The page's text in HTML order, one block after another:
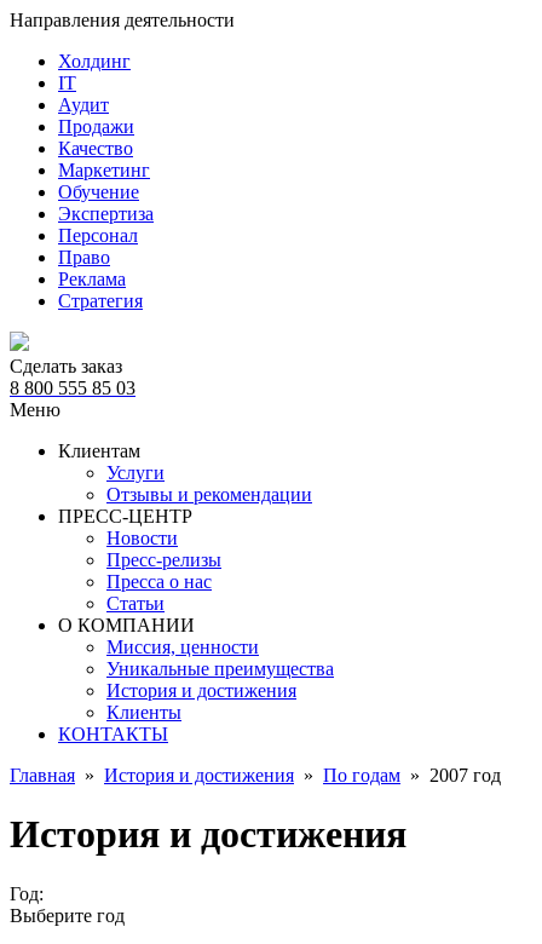
Направления деятельности
Холдинг
IT
Аудит
Продажи
Качество
Маркетинг
Обучение
Экспертиза
Персонал
Право
Реклама
Стратегия
Сделать заказ
8 800 555 85 03
Меню
Клиентам
Услуги
Отзывы и рекомендации
ПРЕСС-ЦЕНТР
Новости
Пресс-релизы
Пресса о нас
Статьи
О КОМПАНИИ
Миссия, ценности
Уникальные преимущества
История и достижения
Клиенты
КОНТАКТЫ
Главная » История и достижения » По годам » 2007 год
История и достижения
Год:
Выберите год